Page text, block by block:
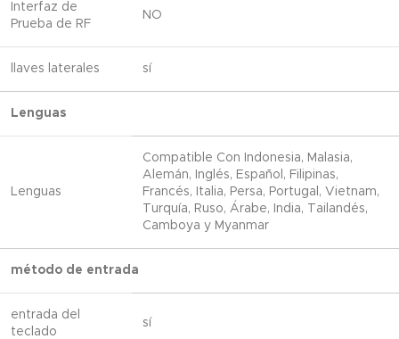
Interfaz de
Prueba de RF
NO
llaves laterales sí
Lenguas
Lenguas
Compatible Con Indonesia, Malasia,
Alemán, Inglés, Español, Filipinas,
Francés, Italia, Persa, Portugal, Vietnam,
Turquía, Ruso, Árabe, India, Tailandés,
Camboya y Myanmar
método de entrada
entrada del
teclado
sí